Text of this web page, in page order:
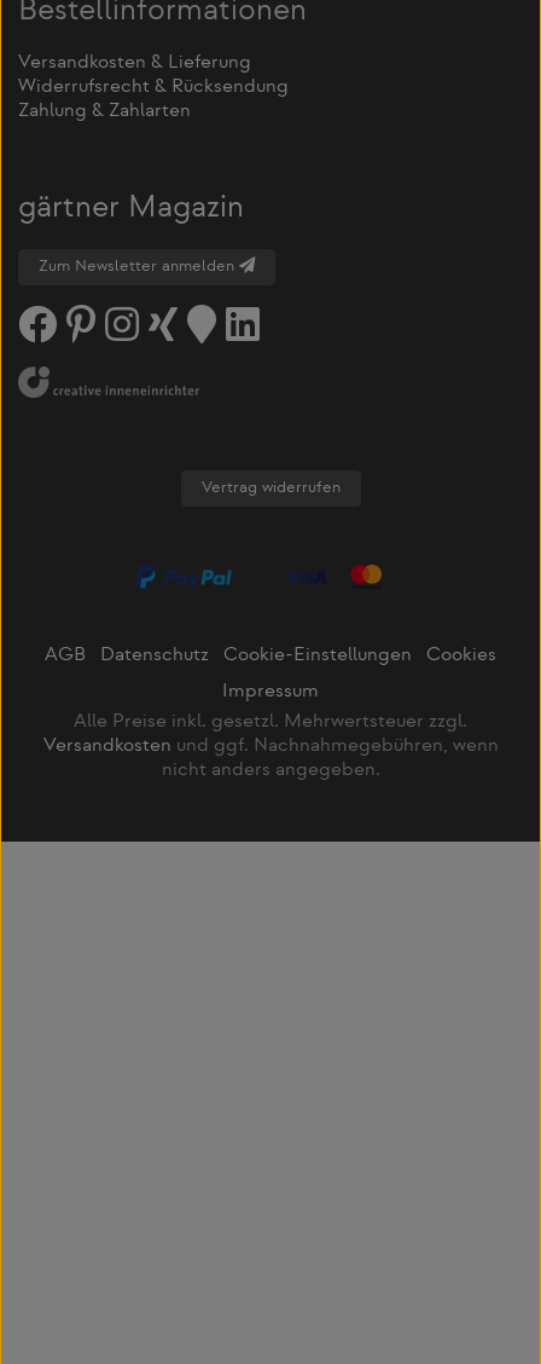
Bestellinformationen
Versandkosten & Lieferung
Widerrufsrecht & Rücksendung
Zahlung & Zahlarten
gärtner Magazin
Zum Newsletter anmelden
Vertrag widerrufen
AGB Datenschutz Cookie-Einstellungen
Cookies
Impressum
Alle Preise inkl. gesetzl. Mehrwertsteuer zzgl.
Versandkosten und ggf. Nachnahmegebühren, wenn
nicht anders angegeben.